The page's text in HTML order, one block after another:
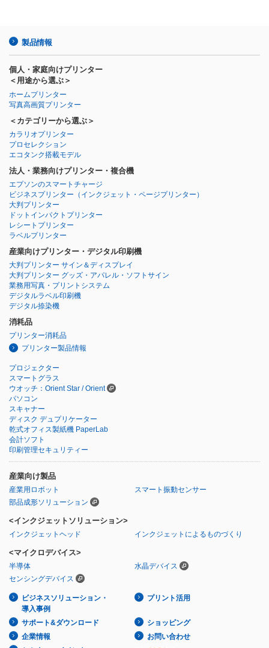
製品情報
個人・家庭向けプリンター
＜用途から選ぶ＞
ホームプリンター
写真高画質プリンター
＜カテゴリーから選ぶ＞
カラリオプリンター
プロセレクション
エコタンク搭載モデル
法人・業務向けプリンター・複合機
エプソンのスマートチャージ
ビジネスプリンター （インクジェット・ページプリンター）
大判プリンター
ドットインパクトプリンター
レシートプリンター
ラベルプリンター
産業向けプリンター・デジタル印刷機
大判プリンター サイン＆ディスプレイ
大判プリンター グッズ・アパレル・ソフトサイン
業務用写真・プリントシステム
デジタルラベル印刷機
デジタル捺染機
消耗品
プリンター消耗品
プリンター製品情報
プロジェクター
スマートグラス
ウオッチ：Orient Star / Orient
パソコン
スキャナー
ディスク デュプリケーター
乾式オフィス製紙機 PaperLab
会計ソフト
印刷管理セキュリティー
産業向け製品
産業用ロボット
スマート振動センサー
部品成形ソリューション
<インクジェットソリューション>
インクジェットヘッド インクジェットによるものづくり
<マイクロデバイス>
半導体
水晶デバイス
センシングデバイス
ビジネスソリューション・
導入事例
プリント活用
サポート&ダウンロード
ショッピング
企業情報
お問い合わせ